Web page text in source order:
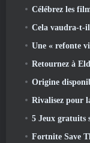
Célébrez les films
Cela vaudra-t-il la
Une « refonte
Retournez à
Origine disponible
Rivalisez pour la gloire dans la
5 Jeux gratuits
Fortnite Save The